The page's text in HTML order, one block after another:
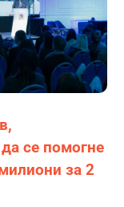
се помогне
за 2